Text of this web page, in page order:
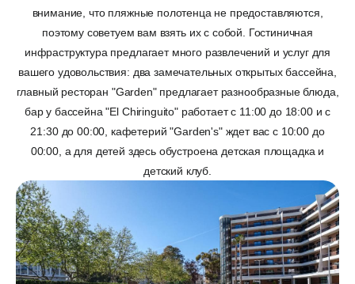
внимание, что пляжные полотенца не предоставляются,
поэтому советуем вам взять их с собой. Гостиничная
инфраструктура предлагает много развлечений и услуг для
вашего удовольствия: два замечательных открытых бассейна,
главный ресторан "Garden" предлагает разнообразные блюда,
бар у бассейна "El Chiringuito" работает с 11:00 до 18:00 и с
21:30 до 00:00, кафетерий "Garden's" ждет вас с 10:00 до
00:00, а для детей здесь обустроена детская площадка и
детский клуб.